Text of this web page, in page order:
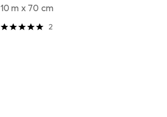
10 m x 70 cm
2